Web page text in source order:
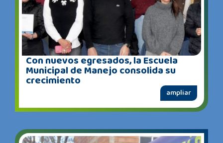
Con nuevos egresados, la Escuela
Municipal de Manejo consolida su
crecimiento
ampliar